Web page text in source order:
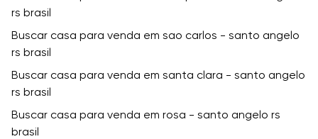
rs brasil
Buscar casa para venda em sao carlos - santo angelo
rs brasil
Buscar casa para venda em santa clara - santo angelo
rs brasil
Buscar casa para venda em rosa - santo angelo rs
brasil